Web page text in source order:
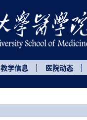
教学信息 医院动态